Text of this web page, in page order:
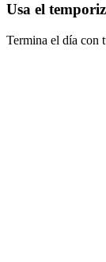
Usa el
Termina el día con